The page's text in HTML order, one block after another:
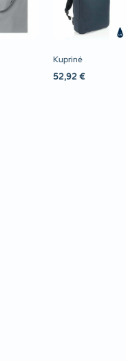
Kuprinė
52,92 €